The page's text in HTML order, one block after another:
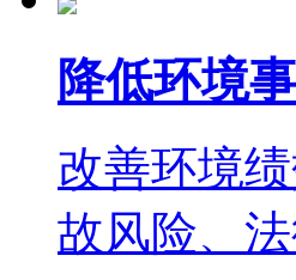
降低环境
改善环境
故风险、